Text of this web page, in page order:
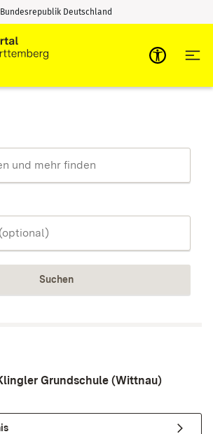
Deutschland
Suchen
Grundschule (Wittnau)